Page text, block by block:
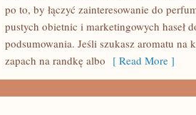
po to, by łączyć zainteresowanie do
pustych obietnic i marketingowych haseł
podsumowania. Jeśli szukasz aromatu na
zapach na randkę albo [ Read More ]